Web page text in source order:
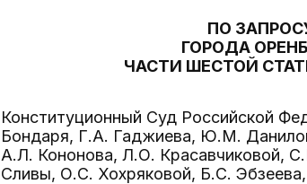
ПО
ГОРОДА
ЧАСТИ ШЕСТОЙ
Конституционный Суд Российской
Бондаря, Г.А. Гаджиева, Ю.М.
А.Л. Кононова, Л.О. Красавчиковой,
Сливы, О.С. Хохряковой, Б.С.